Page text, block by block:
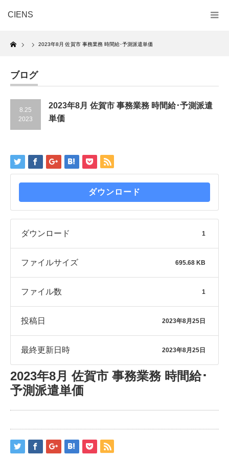
CIENS
Home
2023年8月 佐賀市 事務業務 時間給･予測派遣単価
ブログ
8.25
2023
2023年8月 佐賀市 事務業務 時間給･予測派遣
単価
ダウンロード
ダウンロード 1
ファイルサイズ 695.68 KB
ファイル数 1
投稿日 2023年8月25日
最終更新日時 2023年8月25日
2023年8月 佐賀市 事務業務 時間給･
予測派遣単価